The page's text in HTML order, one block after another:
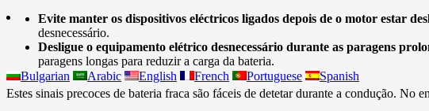
Bulgarian Arabic English French Portuguese Spanish
Evite manter os dispositivos eléctricos ligados depois de o motor estar
desnecessário.
Desligue o equipamento elétrico desnecessário durante as paragens
paragens longas para reduzir a carga da bateria.
Estes sinais precoces de bateria fraca são fáceis de detetar durante a condução. No